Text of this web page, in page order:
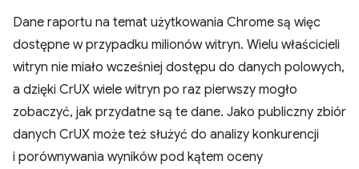
Dane raportu na temat użytkowania Chrome są więc
dostępne w przypadku milionów witryn. Wielu właścicieli
witryn nie miało wcześniej dostępu do danych polowych,
a dzięki CrUX wiele witryn po raz pierwszy mogło
zobaczyć, jak przydatne są te dane. Jako publiczny zbiór
danych CrUX może też służyć do analizy konkurencji
i porównywania wyników pod kątem oceny